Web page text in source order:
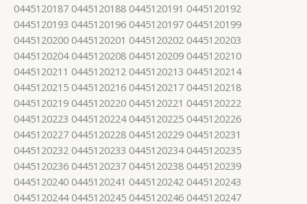
0445120187 0445120188 0445120191 0445120192
0445120193 0445120196 0445120197 0445120199
0445120200 0445120201 0445120202 0445120203
0445120204 0445120208 0445120209 0445120210
0445120211 0445120212 0445120213 0445120214
0445120215 0445120216 0445120217 0445120218
0445120219 0445120220 0445120221 0445120222
0445120223 0445120224 0445120225 0445120226
0445120227 0445120228 0445120229 0445120231
0445120232 0445120233 0445120234 0445120235
0445120236 0445120237 0445120238 0445120239
0445120240 0445120241 0445120242 0445120243
0445120244 0445120245 0445120246 0445120247